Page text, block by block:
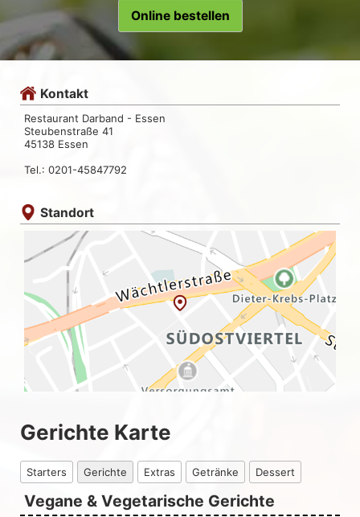
Online bestellen
Kontakt
Restaurant Darband - Essen
Steubenstraße 41
45138 Essen
Tel.: 0201-45847792
Standort
Gerichte Karte
Starters Gerichte Extras Getränke Dessert
Vegane & Vegetarische Gerichte